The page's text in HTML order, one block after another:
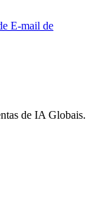
E-mail de
de IA Globais.